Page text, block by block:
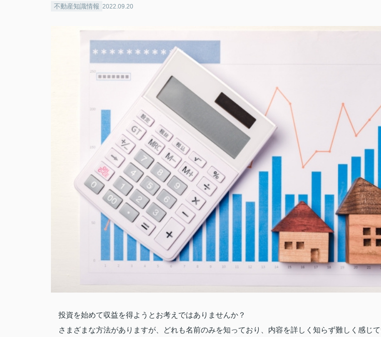
不動産知識情報 2022.09.20
投資を始めて収益を得ようとお考えではありませんか？
さまざまな方法がありますが、どれも名前のみを知っており、内容を詳しく知らず難しく感じ